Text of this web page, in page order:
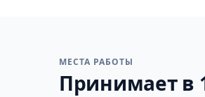
МЕСТА РАБОТЫ
Принимает в